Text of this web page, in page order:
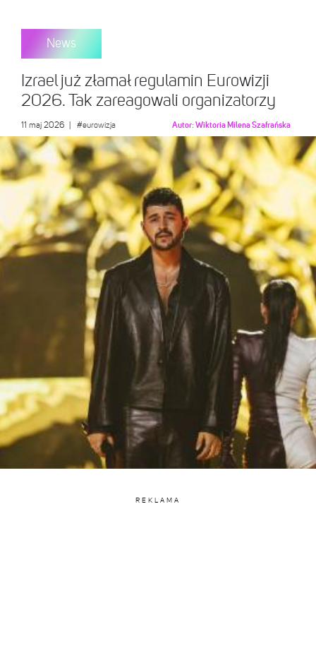
News
Izrael już złamał regulamin Eurowizji
2026. Tak zareagowali organizatorzy
11 maj 2026 #eurowizja Autor:Wiktoria Milena Szafrańska
REKLAMA